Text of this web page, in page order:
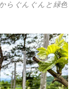
らぐんぐんと緑色